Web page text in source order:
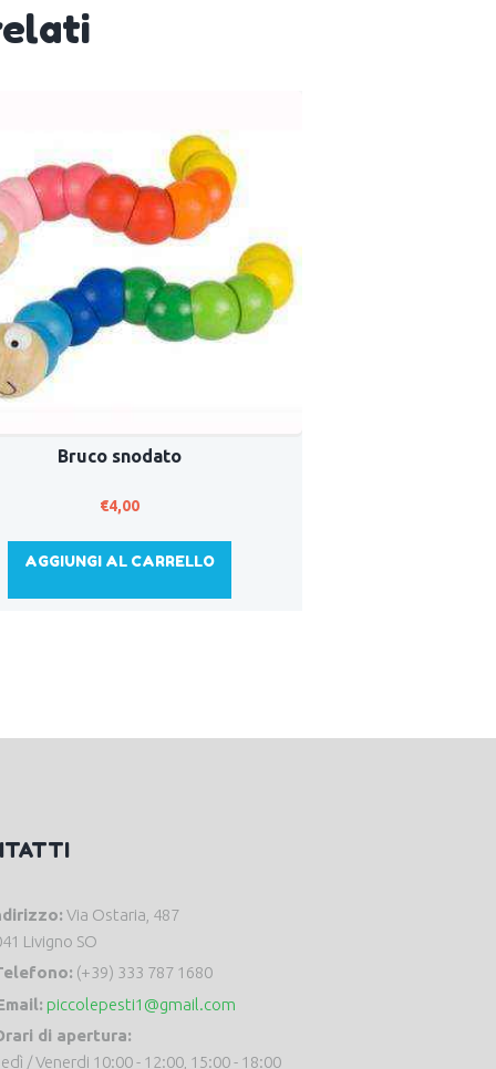
Bruco snodato
€4,00
AGGIUNGI AL CARRELLO
Via Ostaria, 487
Livigno SO
(+39) 333 787 1680
piccolepesti1@gmail.com
di apertura:
/ Venerdi 10:00 - 12:00, 15:00 - 18:00